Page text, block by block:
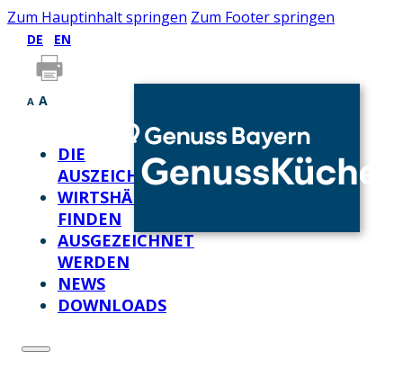
Zum Hauptinhalt springen Zum Footer springen
DE EN
A A
DIE
AUSZEICHNUNG
WIRTSHÄUSER
FINDEN
AUSGEZEICHNET
WERDEN
NEWS
DOWNLOADS